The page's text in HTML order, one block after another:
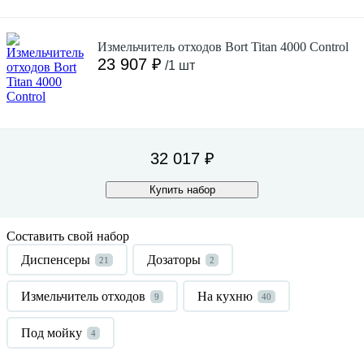
Измельчитель отходов Bort Titan 4000 Control
23 907 ₽ /1 шт
32 017 ₽
Купить набор
Составить свой набор
Диспенсеры
21 Дозаторы 2
Измельчитель отходов 9 На кухню 40
Под мойку 4